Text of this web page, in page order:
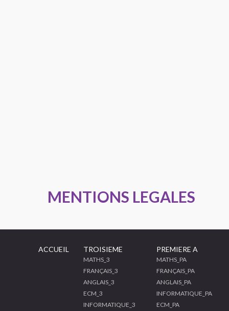
MENTIONS LEGALES
ACCUEIL TROISIEME
MATHS_3
FRANÇAIS_3
ANGLAIS_3
ECM_3
INFORMATIQUE_3
PREMIERE A
MATHS_PA
FRANÇAIS_PA
ANGLAIS_PA
INFORMATIQUE_PA
ECM_PA